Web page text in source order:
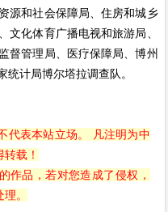
源和社会保障局、住房和城乡
文化体育广播电视和旅游局、
督管理局、医疗保障局、博州
计局博尔塔拉调查队。
代表本站立场。 凡注明为中
载！
作品，若对您造成了侵权，
。